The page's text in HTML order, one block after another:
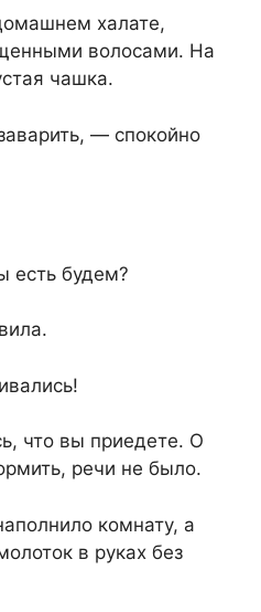
халате,
волосами. На
чашка.
— спокойно
есть будем?
что вы приедете. О
речи не было.
комнату, а
в руках без